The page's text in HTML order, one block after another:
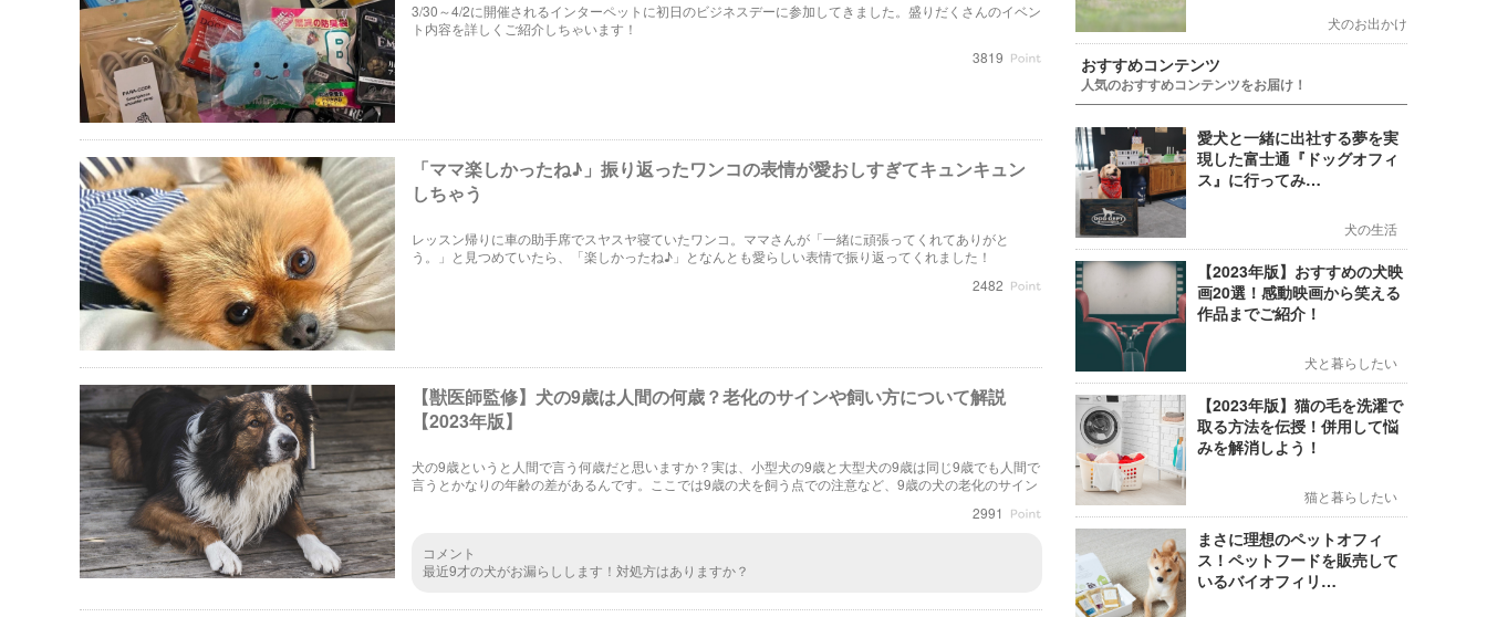
3/30～4/2に開催されるインターペットに初日のビジネスデーに参加してきました。盛りだくさんのイベン
ト内容を詳しくご紹介しちゃいます！
3819
「ママ楽しかったね♪」振り返ったワンコの表情が愛おしすぎてキュンキュン
しちゃう
レッスン帰りに車の助手席でスヤスヤ寝ていたワンコ。ママさんが「一緒に頑張ってくれてありがと
う。」と見つめていたら、「楽しかったね♪」となんとも愛らしい表情で振り返ってくれました！
2482
【獣医師監修】犬の9歳は人間の何歳？老化のサインや飼い方について解説
【2023年版】
犬の9歳というと人間で言う何歳だと思いますか？実は、小型犬の9歳と大型犬の9歳は同じ9歳でも人間で
言うとかなりの年齢の差があるんです。ここでは9歳の犬を飼う点での注意など、9歳の犬の老化のサイン
2991
コメント
最近9才の犬がお漏らしします！対処方はありますか？
犬のお出かけ
おすすめコンテンツ
人気のおすすめコンテンツをお届け！
愛犬と一緒に出社する夢を実
現した富士通『ドッグオフィ
ス』に行ってみ…
犬の生活
【2023年版】おすすめの犬映
画20選！感動映画から笑える
作品までご紹介！
犬と暮らしたい
【2023年版】猫の毛を洗濯で
取る方法を伝授！併用して悩
みを解消しよう！
猫と暮らしたい
まさに理想のペットオフィ
ス！ペットフードを販売して
いるバイオフィリ…